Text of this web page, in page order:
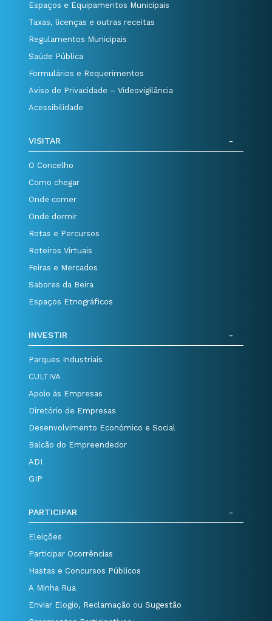
Espaços e Equipamentos Municipais
Taxas, licenças e outras receitas
Regulamentos Municipais
Saúde Pública
Formulários e Requerimentos
Aviso de Privacidade – Videovigilância
Acessibilidade
VISITAR
O Concelho
Como chegar
Onde comer
Onde dormir
Rotas e Percursos
Roteiros Virtuais
Feiras e Mercados
Sabores da Beira
Espaços Etnográficos
INVESTIR
Parques Industriais
CULTIVA
Apoio às Empresas
Diretório de Empresas
Desenvolvimento Económico e Social
Balcão do Empreendedor
ADI
GIP
PARTICIPAR
Eleições
Participar Ocorrências
Hastas e Concursos Públicos
A Minha Rua
Enviar Elogio, Reclamação ou Sugestão